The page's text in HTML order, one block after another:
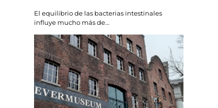
El equilibrio de las bacterias intestinales
influye mucho más de...